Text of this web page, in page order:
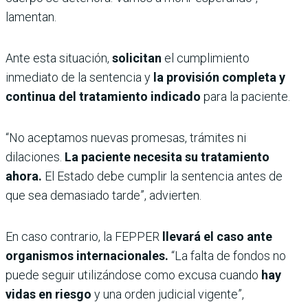
lamentan.
Ante esta situación, solicitan el cumplimiento
inmediato de la sentencia y la provisión completa y
continua del tratamiento indicado para la paciente.
“No aceptamos nuevas promesas, trámites ni
dilaciones. La paciente necesita su tratamiento
ahora. El Estado debe cumplir la sentencia antes de
que sea demasiado tarde”, advierten.
En caso contrario, la FEPPER
llevará el caso ante
organismos internacionales. “La falta de fondos no
puede seguir utilizándose como excusa cuando hay
vidas en riesgo y una orden judicial vigente”,